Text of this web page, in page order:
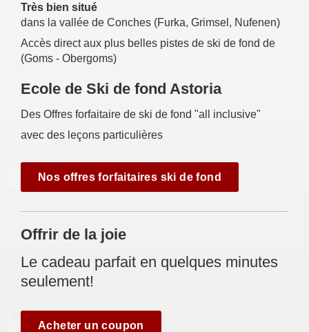
Très bien situé
dans la vallée de Conches (Furka, Grimsel, Nufenen)
Accès direct aux plus belles pistes de ski de fond de
(Goms - Obergoms)
Ecole de Ski de fond Astoria
Des Offres forfaitaire de ski de fond "all inclusive"
avec des leçons particulières
Nos offres forfaitaires ski de fond
Offrir de la joie
Le cadeau parfait en quelques minutes
seulement!
Acheter un coupon